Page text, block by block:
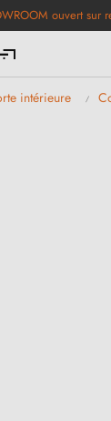
ouvert sur
intérieure